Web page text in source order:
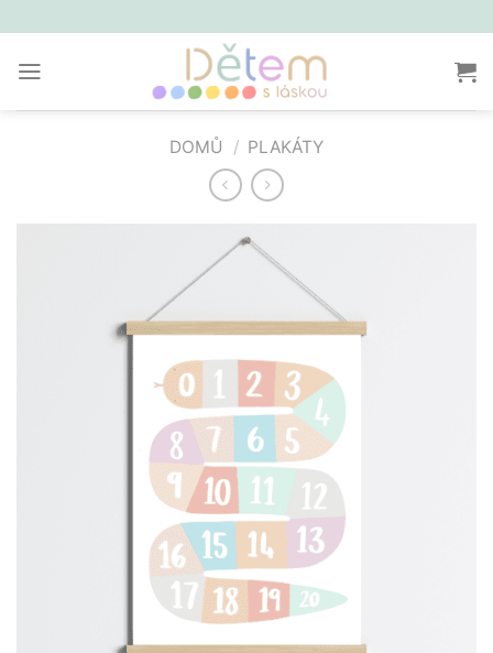
na
obsah
DOMŮ / PLAKÁTY